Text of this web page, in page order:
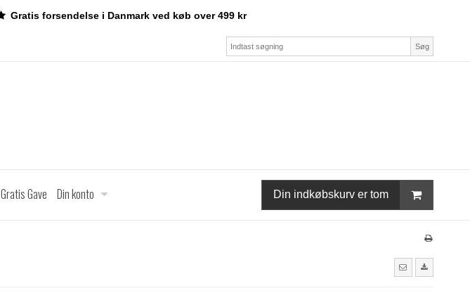
Gratis forsendelse i Danmark ved køb over 499 kr
Søg
Gratis Gave Din konto Din indkøbskurv er tom